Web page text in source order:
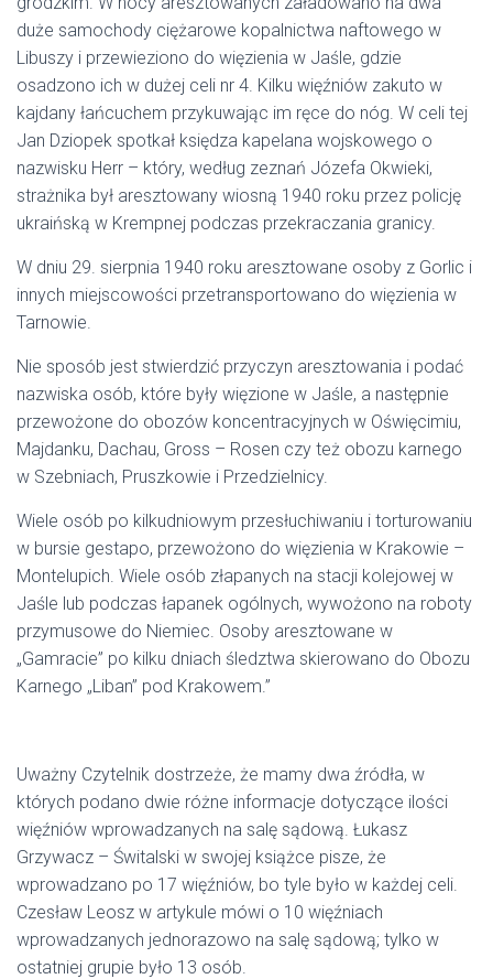
duże samochody ciężarowe kopalnictwa naftowego w
Libuszy i przewieziono do więzienia w Jaśle, gdzie
osadzono ich w dużej celi nr 4. Kilku więźniów zakuto w
kajdany łańcuchem przykuwając im ręce do nóg. W celi tej
Jan Dziopek spotkał księdza kapelana wojskowego o
nazwisku Herr – który, według zeznań Józefa Okwieki,
strażnika był aresztowany wiosną 1940 roku przez policję
ukraińską w Krempnej podczas przekraczania granicy.
W dniu 29. sierpnia 1940 roku aresztowane osoby z Gorlic i
innych miejscowości przetransportowano do więzienia w
Tarnowie.
Nie sposób jest stwierdzić przyczyn aresztowania i podać
nazwiska osób, które były więzione w Jaśle, a następnie
przewożone do obozów koncentracyjnych w Oświęcimiu,
Majdanku, Dachau, Gross – Rosen czy też obozu karnego
w Szebniach, Pruszkowie i Przedzielnicy.
Wiele osób po kilkudniowym przesłuchiwaniu i torturowaniu
w bursie gestapo, przewożono do więzienia w Krakowie –
Montelupich. Wiele osób złapanych na stacji kolejowej w
Jaśle lub podczas łapanek ogólnych, wywożono na roboty
przymusowe do Niemiec. Osoby aresztowane w
„Gamracie” po kilku dniach śledztwa skierowano do Obozu
Karnego „Liban” pod Krakowem.”
Uważny Czytelnik dostrzeże, że mamy dwa źródła, w
których podano dwie różne informacje dotyczące ilości
więźniów wprowadzanych na salę sądową. Łukasz
Grzywacz – Świtalski w swojej książce pisze, że
wprowadzano po 17 więźniów, bo tyle było w każdej celi.
Czesław Leosz w artykule mówi o 10 więźniach
wprowadzanych jednorazowo na salę sądową; tylko w
ostatniej grupie było 13 osób.